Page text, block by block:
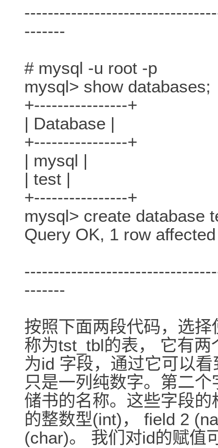
-------
# mysql -u root -p
mysql> show databases;
+----------------+
| Database |
+----------------+
| mysql |
| test |
+----------------+
mysql> create database
Query OK, 1 row
-------
按照下面两段代码，选
称为tst_tbl的表， 它有
为id 字段，通过它可以
只是一列纯数字。第二
储书的名称。这些字段
的整数型(int)， field 2
(char)。 我们对id的赋值